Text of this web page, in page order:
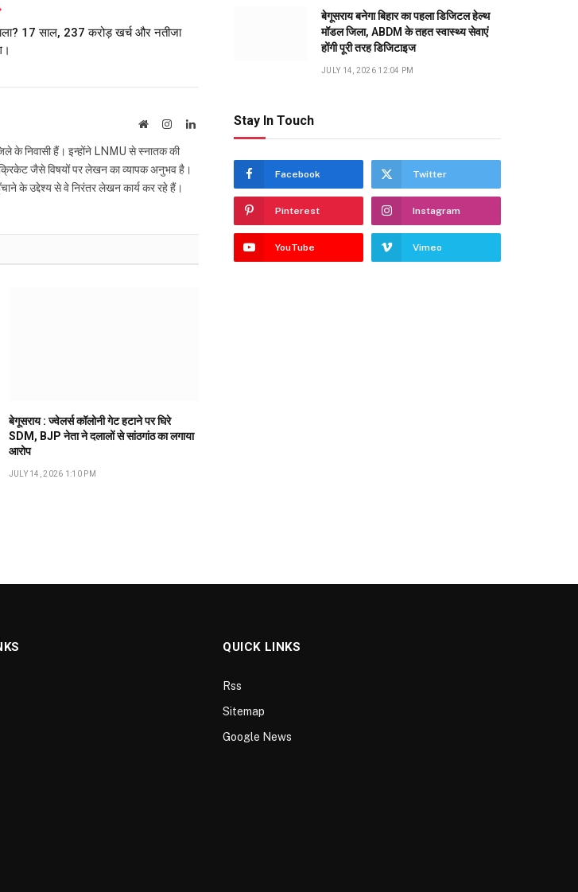
17 साल, 237 करोड़ खर्च और नतीजा
WebsiteInstagramLinkedIn
के निवासी हैं। इन्होंने LNMU से स्नातक की
क्रिकेट जैसे विषयों पर लेखन का व्यापक अनुभव है।
के उद्देश्य से वे निरंतर लेखन कार्य कर रहे हैं।
बेगूसराय : ज्वेलर्स कॉलोनी गेट हटाने पर घिरे
SDM, BJP नेता ने दलालों से सांठगांठ का लगाया
आरोप
JULY 14, 2026 1:10 PM
बेगूसराय बनेगा बिहार का पहला डिजिटल हेल्थ
मॉडल जिला, ABDM के तहत स्वास्थ्य सेवाएं
होंगी पूरी तरह डिजिटाइज
JULY 14, 2026 12:04 PM
Stay In Touch
Facebook Twitter
Pinterest Instagram
YouTube Vimeo
QUICK LINKS
Rss
Sitemap
Google News